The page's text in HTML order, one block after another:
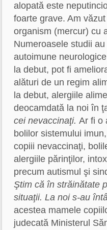
alopată este
foarte grave. Am
organism (mercur) cu
Numeroasele studii
autoimune
la debut, pot fi
alături de un regim
la debut, alergiile
deocamdată la noi în
cei nevaccinaţi. Ar fi o
bolilor sistemului
copiii nevaccinaţi,
alergiile părinţilor,
precum autismul şi
Ştim că în străinătate
situaţii. La noi s-au
acestea mamele
judecată Ministerul